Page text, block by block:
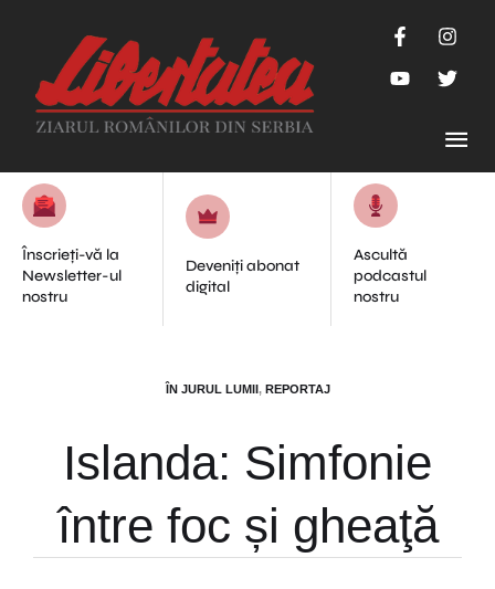
Înscrieți-vă la
Newsletter-ul
nostru
Deveniți abonat
digital
Ascultă
podcastul
nostru
ÎN JURUL LUMII, REPORTAJ
Islanda: Simfonie
între foc și gheaţă